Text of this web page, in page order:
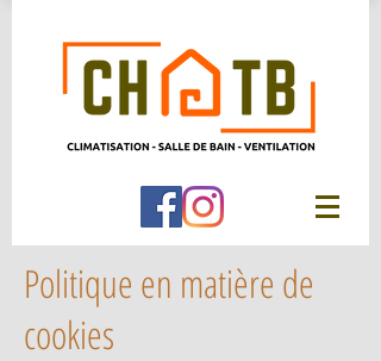
Politique en matière de
cookies